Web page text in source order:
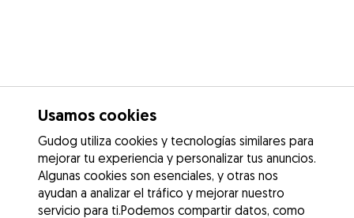
Usamos cookies
Gudog utiliza cookies y tecnologías similares para
mejorar tu experiencia y personalizar tus anuncios.
Algunas cookies son esenciales, y otras nos
ayudan a analizar el tráfico y mejorar nuestro
servicio para ti.Podemos compartir datos, como